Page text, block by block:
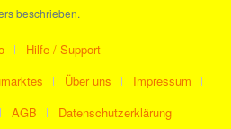
beschrieben.
Hilfe / Support
Über uns
Impressum
AGB Datenschutzerklärung